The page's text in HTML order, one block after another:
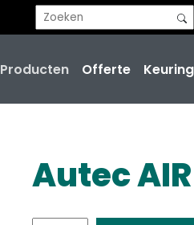
Producten Offerte
Autec